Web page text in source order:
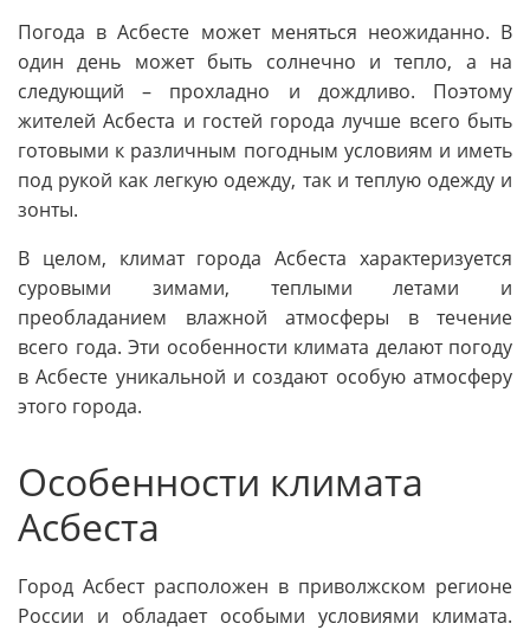
Погода в Асбесте может меняться неожиданно. В
один день может быть солнечно и тепло, а на
следующий – прохладно и дождливо. Поэтому
жителей Асбеста и гостей города лучше всего быть
готовыми к различным погодным условиям и иметь
под рукой как легкую одежду, так и теплую одежду и
зонты.
В целом, климат города Асбеста характеризуется
суровыми зимами, теплыми летами и
преобладанием влажной атмосферы в течение
всего года. Эти особенности климата делают погоду
в Асбесте уникальной и создают особую атмосферу
этого города.
Особенности климата
Асбеста
Город Асбест расположен в приволжском регионе
России и обладает особыми условиями климата.